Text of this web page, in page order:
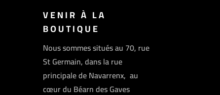
VENIR À LA
BOUTIQUE
Nous sommes situés au 70, rue
St Germain, dans la rue
principale de Navarrenx, au
cœur du Béarn des Gaves